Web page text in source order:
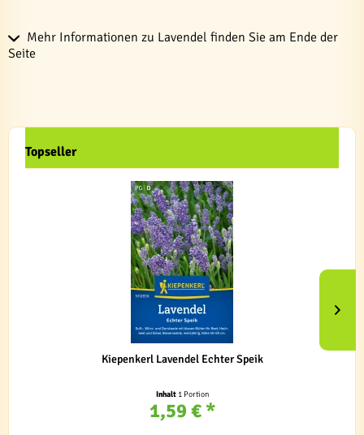
Mehr Informationen zu Lavendel finden Sie am Ende der
Seite
Topseller
Kiepenkerl Lavendel Echter Speik
Inhalt 1 Portion
1,59 € *